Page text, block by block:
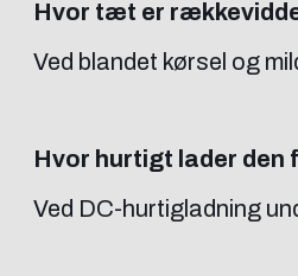
Hvor tæt er
Ved blandet kørsel og
Hvor hurtigt lader den
Ved DC-hurtigladning